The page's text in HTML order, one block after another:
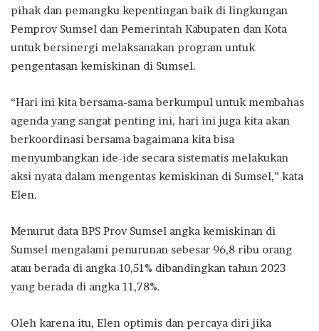
pihak dan pemangku kepentingan baik di lingkungan
Pemprov Sumsel dan Pemerintah Kabupaten dan Kota
untuk bersinergi melaksanakan program untuk
pengentasan kemiskinan di Sumsel.
“Hari ini kita bersama-sama berkumpul untuk membahas
agenda yang sangat penting ini, hari ini juga kita akan
berkoordinasi bersama bagaimana kita bisa
menyumbangkan ide-ide secara sistematis melakukan
aksi nyata dalam mengentas kemiskinan di Sumsel,” kata
Elen.
Menurut data BPS Prov Sumsel angka kemiskinan di
Sumsel mengalami penurunan sebesar 96,8 ribu orang
atau berada di angka 10,51% dibandingkan tahun 2023
yang berada di angka 11,78%.
Oleh karena itu, Elen optimis dan percaya diri jika